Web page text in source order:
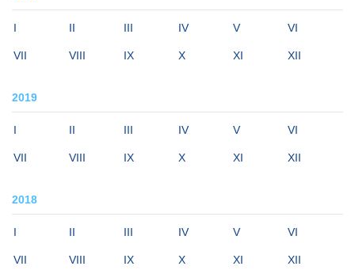
I II III IV V VI
VII VIII IX X XI XII
2019
I II III IV V VI
VII VIII IX X XI XII
2018
I II III IV V VI
VII VIII IX X XI XII